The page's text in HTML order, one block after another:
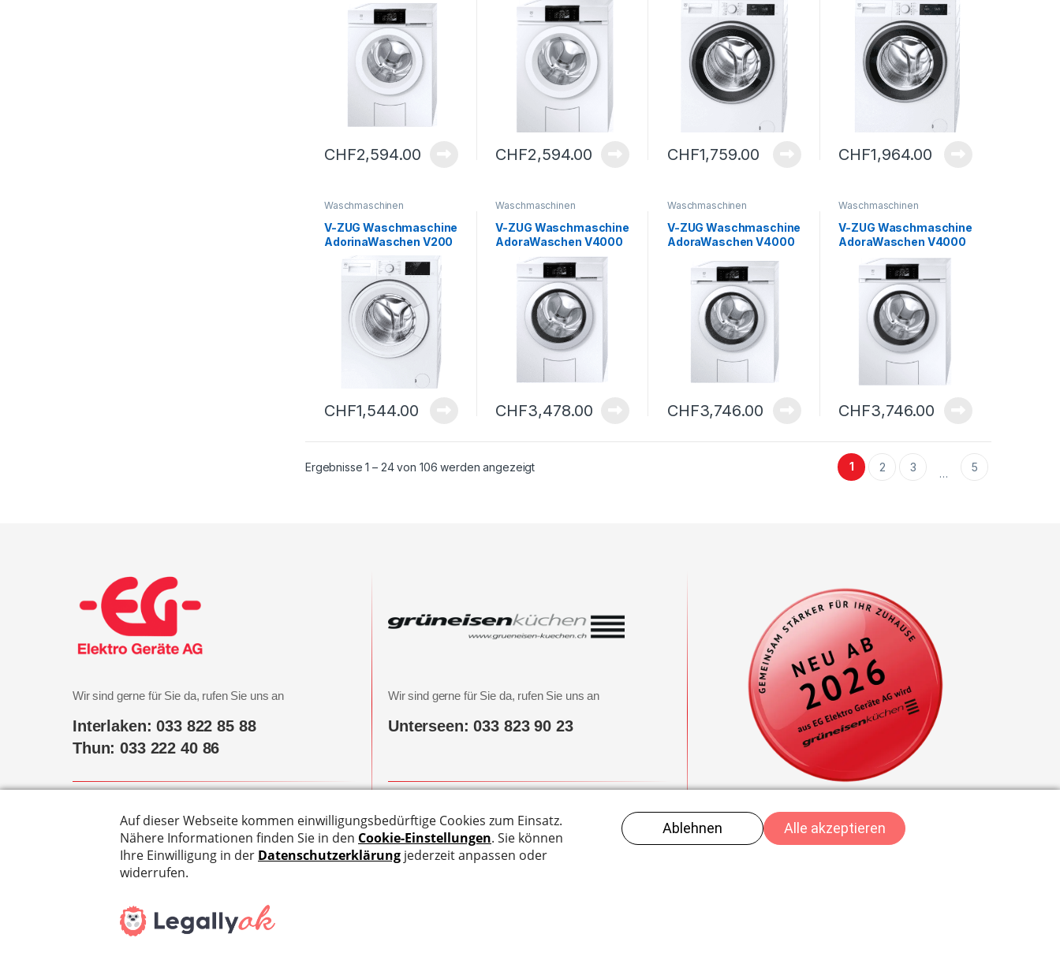
CHF2,594.00 CHF2,594.00 CHF1,759.00 CHF1,964.00
Waschmaschinen
V-ZUG Waschmaschine
AdorinaWaschen V200
CHF1,544.00
Waschmaschinen
V-ZUG Waschmaschine
AdoraWaschen V4000
CHF3,478.00
Waschmaschinen
V-ZUG Waschmaschine
AdoraWaschen V4000
CHF3,746.00
Waschmaschinen
V-ZUG Waschmaschine
AdoraWaschen V4000
OptiDos – B
CHF3,746.00
Ergebnisse 1 – 24 von 106 werden angezeigtNach Aktualität sortiert 1 2 3 … 5
Wir sind gerne für Sie da, rufen Sie uns an
Interlaken: 033 822 85 88
Thun: 033 222 40 86
Marktgasse 31, 3800 Interlaken
Wir sind gerne für Sie da, rufen Sie uns an
Unterseen: 033 823 90 23
Breite 1b
3800 Unterseen-Interlaken
EG Elektro Geräte AG - | Impressum